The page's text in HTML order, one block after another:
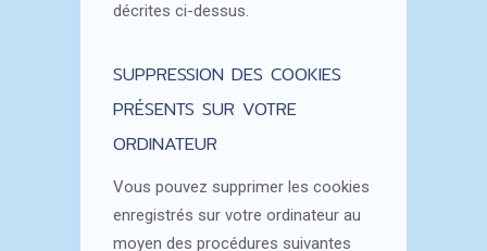
décrites ci-dessus.
SUPPRESSION DES COOKIES
PRÉSENTS SUR VOTRE
ORDINATEUR
Vous pouvez supprimer les cookies
enregistrés sur votre ordinateur au
moyen des procédures suivantes